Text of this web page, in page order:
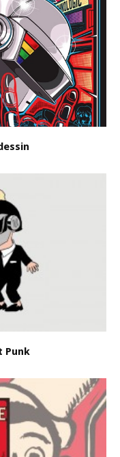
Punk